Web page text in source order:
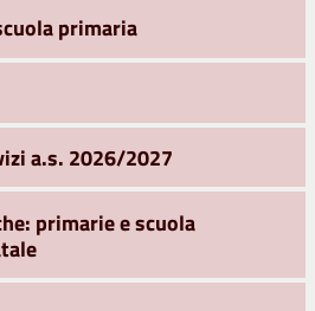
primaria
a.s. 2026/2027
primarie e scuola